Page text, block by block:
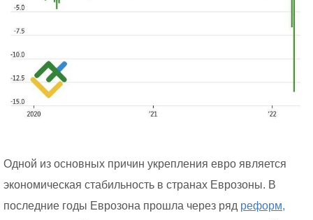
Одной из основных причин укрепления евро является
экономическая стабильность в странах Еврозоны. В
последние годы Еврозона прошла через ряд реформ,